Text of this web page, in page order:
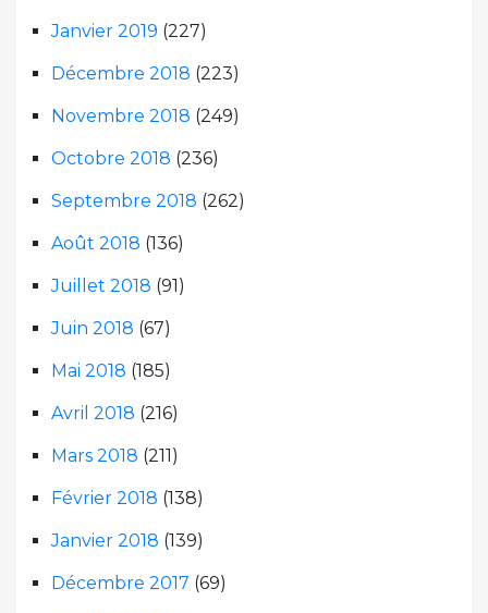
Janvier 2019 (227)
Décembre 2018 (223)
Novembre 2018 (249)
Octobre 2018 (236)
Septembre 2018 (262)
Août 2018 (136)
Juillet 2018 (91)
Juin 2018 (67)
Mai 2018 (185)
Avril 2018 (216)
Mars 2018 (211)
Février 2018 (138)
Janvier 2018 (139)
Décembre 2017 (69)